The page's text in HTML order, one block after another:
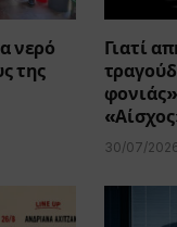
νερό
της
Γιατί
30/07/